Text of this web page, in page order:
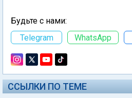
Будьте с нами:
Telegram
WhatsApp
ССЫЛКИ ПО ТЕМЕ